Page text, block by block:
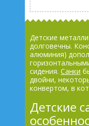
Детские
долговечны.
алюминия)
сидения. Санки
двойни,
конвертом, в
Детские